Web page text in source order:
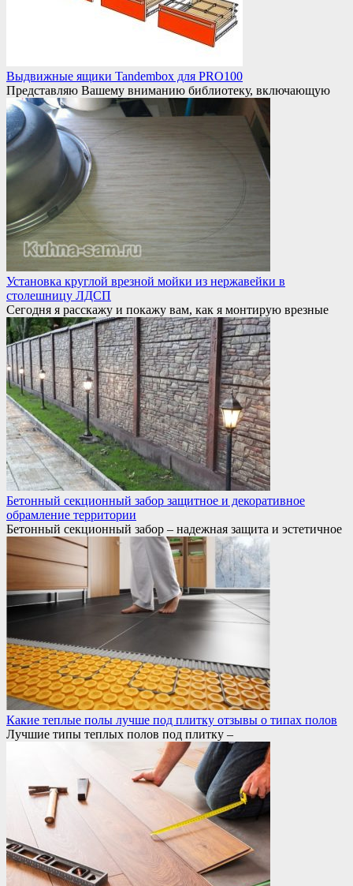
Выдвижные ящики Tandembox для PRO100
Представляю Вашему вниманию библиотеку, включающую
Установка круглой врезной мойки из нержавейки в
столешницу ЛДСП
Сегодня я расскажу и покажу вам, как я монтирую врезные
Бетонный секционный забор защитное и декоративное
обрамление территории
Бетонный секционный забор – надежная защита и эстетичное
Какие теплые полы лучше под плитку отзывы о типах полов
Лучшие типы теплых полов под плитку –